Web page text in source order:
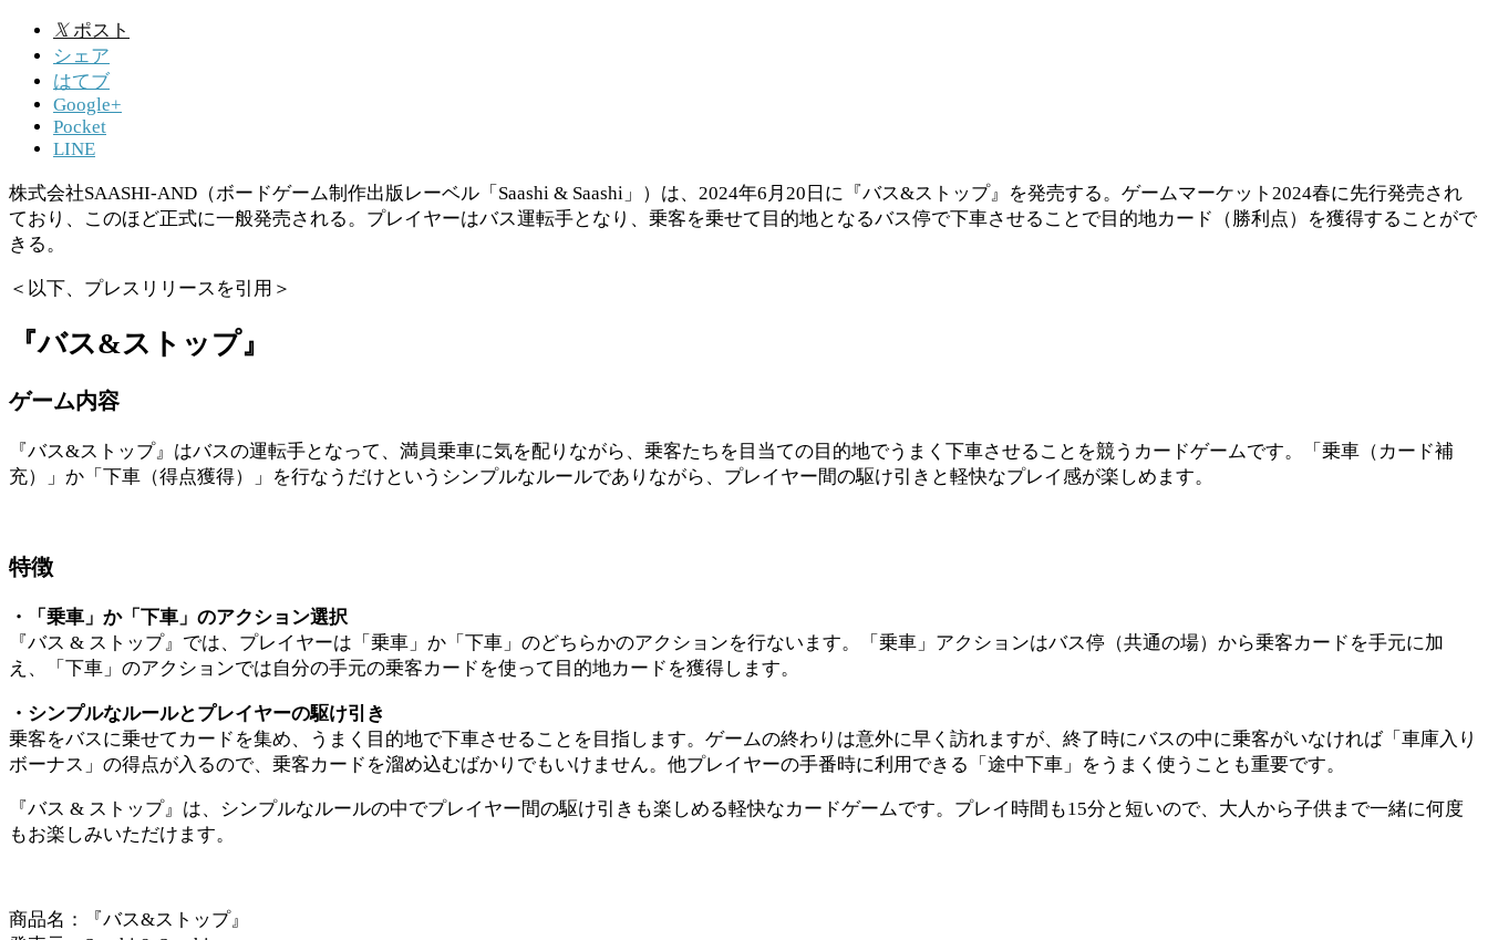
𝕏 ポスト
シェア
はてブ
Google+
Pocket
LINE
株式会社SAASHI-AND（ボードゲーム制作出版レーベル「Saashi & Saashi」）は、2024年6月20日に『バス&ストップ』を発売する。ゲームマーケット2024春に先行発売され
ており、このほど正式に一般発売される。プレイヤーはバス運転手となり、乗客を乗せて目的地となるバス停で下車させることで目的地カード（勝利点）を獲得することがで
きる。
＜以下、プレスリリースを引用＞
『バス&ストップ』
ゲーム内容
『バス&ストップ』はバスの運転手となって、満員乗車に気を配りながら、乗客たちを目当ての目的地でうまく下車させることを競うカードゲームです。「乗車（カード補
充）」か「下車（得点獲得）」を行なうだけというシンプルなルールでありながら、プレイヤー間の駆け引きと軽快なプレイ感が楽しめます。
特徴
・「乗車」か「下車」のアクション選択
『バス & ストップ』では、プレイヤーは「乗車」か「下車」のどちらかのアクションを行ないます。「乗車」アクションはバス停（共通の場）から乗客カードを手元に加
え、「下車」のアクションでは自分の手元の乗客カードを使って目的地カードを獲得します。
・シンプルなルールとプレイヤーの駆け引き
乗客をバスに乗せてカードを集め、うまく目的地で下車させることを目指します。ゲームの終わりは意外に早く訪れますが、終了時にバスの中に乗客がいなければ「車庫入り
ボーナス」の得点が入るので、乗客カードを溜め込むばかりでもいけません。他プレイヤーの手番時に利用できる「途中下車」をうまく使うことも重要です。
『バス & ストップ』は、シンプルなルールの中でプレイヤー間の駆け引きも楽しめる軽快なカードゲームです。プレイ時間も15分と短いので、大人から子供まで一緒に何度
もお楽しみいただけます。
商品名：『バス&ストップ』